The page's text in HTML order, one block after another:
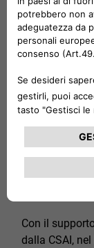
Dopo
Formula in
1971 con il
Scorpione
progetto della
scopo di
motore 500
propedeutici
Benché il
Con il
dalla CSAI,